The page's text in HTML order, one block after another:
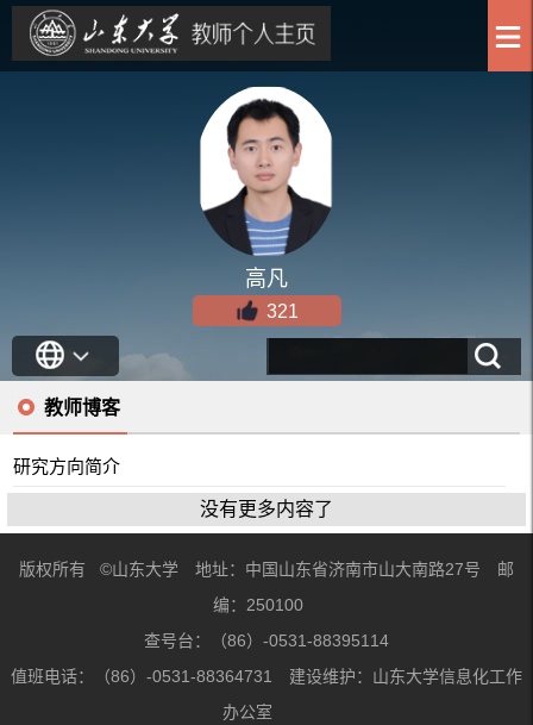
高凡
321
教师博客
研究方向简介
没有更多内容了
版权所有 ©山东大学 地址：中国山东省济南市山大南路27号 邮
编：250100
查号台：（86）-0531-88395114
值班电话：（86）-0531-88364731 建设维护：山东大学信息化工作
办公室